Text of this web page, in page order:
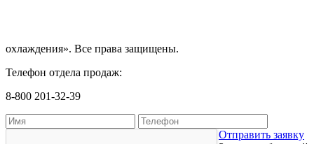
охлаждения». Все права защищены.
Телефон отдела продаж:
8-800 201-32-39
Отправить заявку